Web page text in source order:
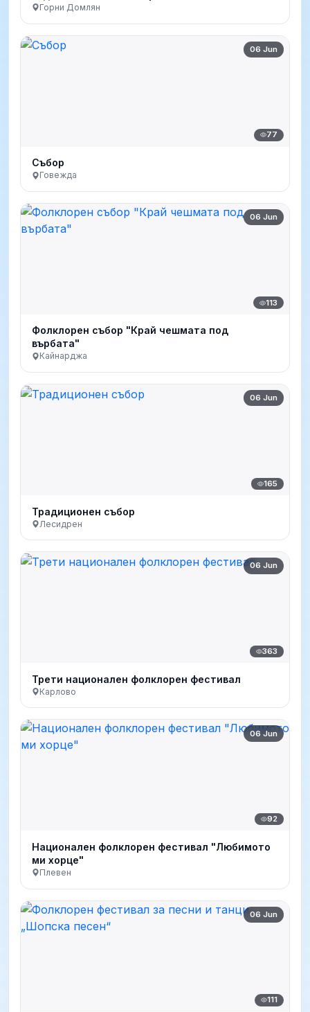
Горни Домлян
06 Jun
77
Събор
Говежда
06 Jun
113
Фолклорен събор "Край чешмата под
върбата"
Кайнарджа
06 Jun
165
Традиционен събор
Лесидрен
06 Jun
363
Трети национален фолклорен фестивал
Карлово
06 Jun
92
Национален фолклорен фестивал "Любимото
ми хорце"
Плевен
06 Jun
111